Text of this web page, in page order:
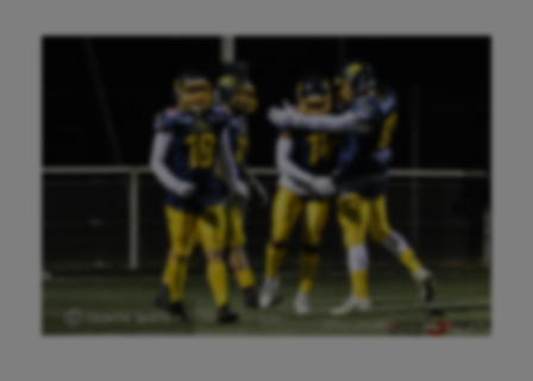
Ⓒ Gazette Sports